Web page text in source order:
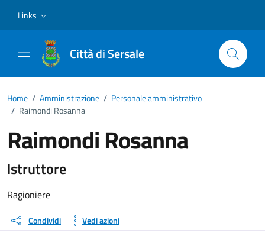
Links
Città di Sersale
Home / Amministrazione / Personale amministrativo
/ Raimondi Rosanna
Raimondi Rosanna
Dettagli della persona
Istruttore
Ragioniere
Condividi Vedi azioni